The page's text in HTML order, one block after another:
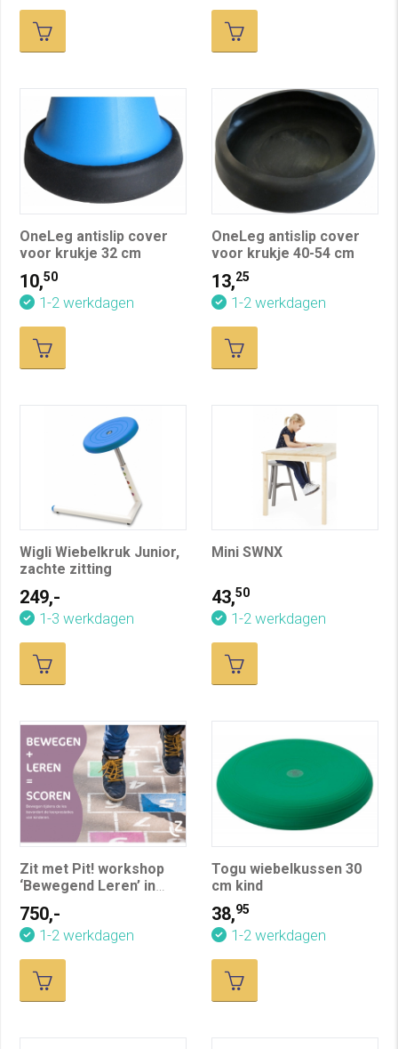
OneLeg antislip cover
voor krukje 32 cm
10,50
1-2 werkdagen
OneLeg antislip cover
voor krukje 40-54 cm
13,25
1-2 werkdagen
Wigli Wiebelkruk Junior,
zachte zitting
249,-
1-3 werkdagen
Mini SWNX
43,50
1-2 werkdagen
Zit met Pit! workshop
‘Bewegend Leren’ in
750,-
1-2 werkdagen
Togu wiebelkussen 30
cm kind
38,95
1-2 werkdagen